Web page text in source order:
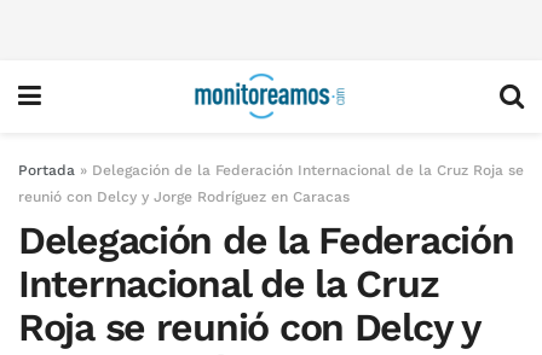
Portada » Delegación de la Federación Internacional de la Cruz Roja se
reunió con Delcy y Jorge Rodríguez en Caracas
Delegación de la Federación
Internacional de la Cruz
Roja se reunió con Delcy y